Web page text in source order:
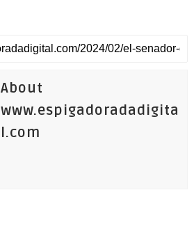
About
www.espigadoradadigita
l.com